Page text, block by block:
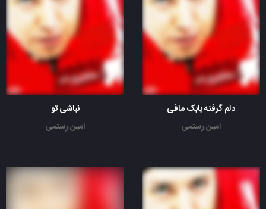
دلم گرفته بابک مافی
امین رستمی
نباشی تو
امین رستمی